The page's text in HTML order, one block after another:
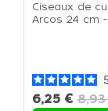
Ciseaux de
Arcos 24 cm
5
6,25 €